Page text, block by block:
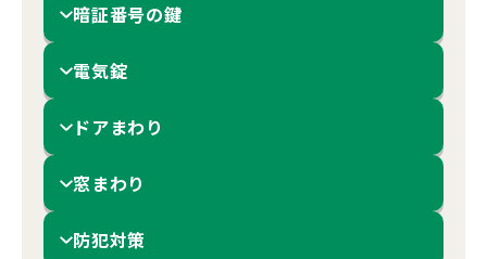
暗証番号の鍵
電気錠
ドアまわり
窓まわり
防犯対策